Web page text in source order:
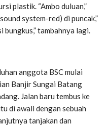
plastik. “Ambo duluan,”
system-red) di puncak,”
bungkus,” tambahnya lagi.
anggota BSC mulai
Banjir Sungai Batang
Jalan baru tembus ke
di awali dengan sebuah
tanjakan dan